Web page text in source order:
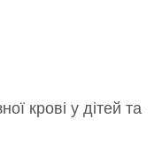
крові у дітей та